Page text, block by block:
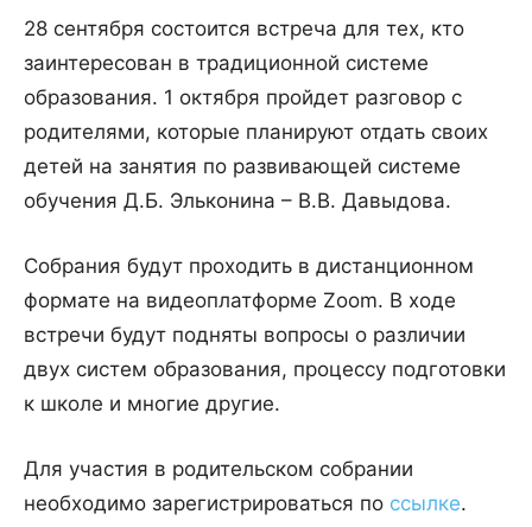
28 сентября состоится встреча для тех, кто
заинтересован в традиционной системе
образования. 1 октября пройдет разговор с
родителями, которые планируют отдать своих
детей на занятия по развивающей системе
обучения Д.Б. Эльконина – В.В. Давыдова.
Собрания будут проходить в дистанционном
формате на видеоплатформе Zoom. В ходе
встречи будут подняты вопросы о различии
двух систем образования, процессу подготовки
к школе и многие другие.
Для участия в родительском собрании
необходимо зарегистрироваться по ссылке.